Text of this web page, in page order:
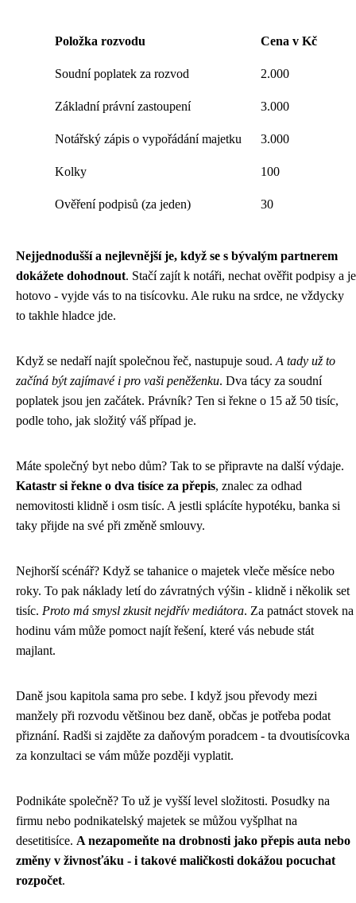
Položka rozvodu Cena v Kč
Soudní poplatek za rozvod 2.000
Základní právní zastoupení 3.000
Notářský zápis o vypořádání majetku 3.000
Kolky 100
Ověření podpisů (za jeden) 30
Nejjednodušší a nejlevnější je, když se s bývalým partnerem
dokážete dohodnout. Stačí zajít k notáři, nechat ověřit podpisy a je
hotovo - vyjde vás to na tisícovku. Ale ruku na srdce, ne vždycky
to takhle hladce jde.
Když se nedaří najít společnou řeč, nastupuje soud. A tady už to
začíná být zajímavé i pro vaši peněženku. Dva tácy za soudní
poplatek jsou jen začátek. Právník? Ten si řekne o 15 až 50 tisíc,
podle toho, jak složitý váš případ je.
Máte společný byt nebo dům? Tak to se připravte na další výdaje.
Katastr si řekne o dva tisíce za přepis, znalec za odhad
nemovitosti klidně i osm tisíc. A jestli splácíte hypotéku, banka si
taky přijde na své při změně smlouvy.
Nejhorší scénář? Když se tahanice o majetek vleče měsíce nebo
roky. To pak náklady letí do závratných výšin - klidně i několik set
tisíc. Proto má smysl zkusit nejdřív mediátora. Za patnáct stovek na
hodinu vám může pomoct najít řešení, které vás nebude stát
majlant.
Daně jsou kapitola sama pro sebe. I když jsou převody mezi
manžely při rozvodu většinou bez daně, občas je potřeba podat
přiznání. Radši si zajděte za daňovým poradcem - ta dvoutisícovka
za konzultaci se vám může později vyplatit.
Podnikáte společně? To už je vyšší level složitosti. Posudky na
firmu nebo podnikatelský majetek se můžou vyšplhat na
desetitisíce. A nezapomeňte na drobnosti jako přepis auta nebo
změny v živnosťáku - i takové maličkosti dokážou pocuchat
rozpočet.